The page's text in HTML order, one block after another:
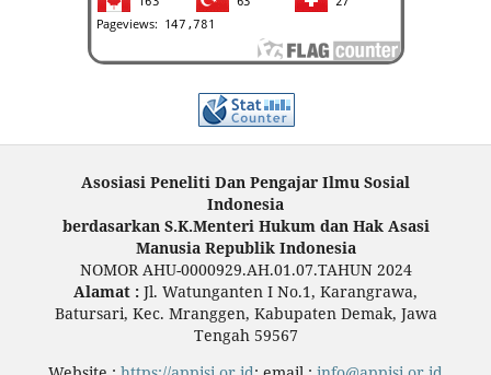
Asosiasi Peneliti Dan Pengajar Ilmu Sosial
Indonesia
berdasarkan S.K.Menteri Hukum dan Hak Asasi
Manusia Republik Indonesia
NOMOR AHU-0000929.AH.01.07.TAHUN 2024
Alamat : Jl. Watunganten I No.1, Karangrawa,
Batursari, Kec. Mranggen, Kabupaten Demak, Jawa
Tengah 59567